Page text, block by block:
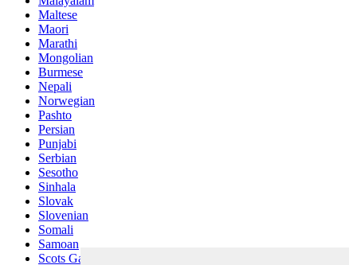
Maltese
Maori
Marathi
Mongolian
Burmese
Nepali
Norwegian
Pashto
Persian
Punjabi
Serbian
Sesotho
Sinhala
Slovak
Slovenian
Somali
Samoan
Scots Gaelic